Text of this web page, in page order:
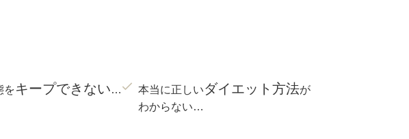
をキープできない… 本当に正しいダイエット方法が
わからない…